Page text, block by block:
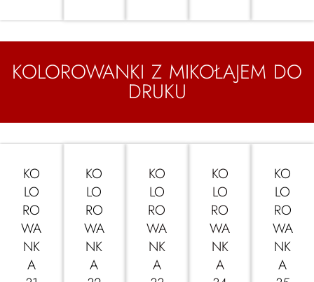
KOLOROWANKI Z MIKOŁAJEM DO
DRUKU
KO
LO
RO
WA
NK
A
KO
LO
RO
WA
NK
A
KO
LO
RO
WA
NK
A
KO
LO
RO
WA
NK
A
KO
LO
RO
WA
NK
A